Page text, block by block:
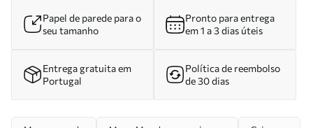
Papel de parede para o
seu tamanho
Pronto para entrega
em 1 a 3 dias úteis
Entrega gratuita em
Portugal
Política de reembolso
de 30 dias